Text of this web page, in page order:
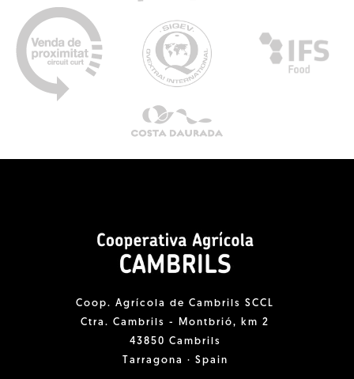
Coop. Agrícola de Cambrils SCCL
Ctra. Cambrils - Montbrió, km 2
43850 Cambrils
Tarragona · Spain